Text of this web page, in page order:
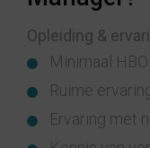
Opleiding &
Minimaal
Ruime
Ervaring met